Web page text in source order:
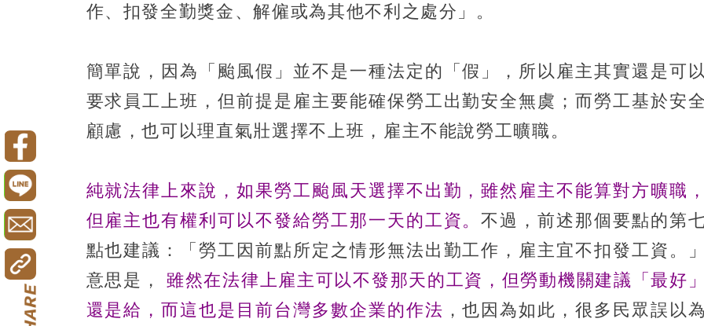
作、扣發全勤獎金、解僱或為其他不利之處分」。
簡單說，因為「颱風假」並不是一種法定的「假」，所以雇主其實還是可以
要求員工上班，但前提是雇主要能確保勞工出勤安全無虞；而勞工基於安全
顧慮，也可以理直氣壯選擇不上班，雇主不能說勞工曠職。
純就法律上來說，如果勞工颱風天選擇不出勤，雖然雇主不能算對方曠職，
但雇主也有權利可以不發給勞工那一天的工資。不過，前述那個要點的第
點也建議：「勞工因前點所定之情形無法出勤工作，雇主宜不扣發工資。」
意思是， 雖然在法律上雇主可以不發那天的工資，但勞動機關建議「最好」
還是給，而這也是目前台灣多數企業的作法 ，也因為如此，很多民眾誤以為